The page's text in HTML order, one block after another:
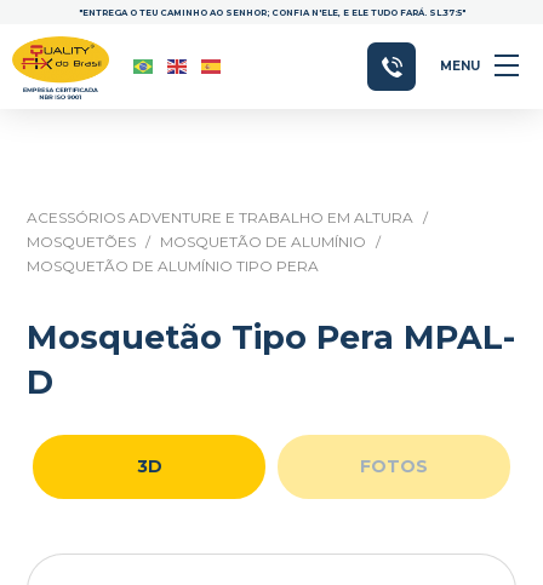
"ENTREGA O TEU CAMINHO AO SENHOR; CONFIA N'ELE, E ELE TUDO FARÁ. SL.37:5"
MENU
ACESSÓRIOS ADVENTURE E TRABALHO EM ALTURA /
MOSQUETÕES / MOSQUETÃO DE ALUMÍNIO
/
MOSQUETÃO DE ALUMÍNIO TIPO PERA
Mosquetão Tipo Pera MPAL-
D
3D FOTOS